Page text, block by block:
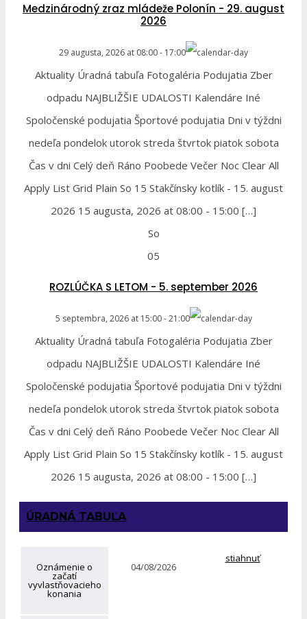
Medzinárodný zraz mládeže Polonín - 29. august
2026
29 augusta, 2026 at 08:00- 17:00
Aktuality Úradná tabuľa Fotogaléria Podujatia Zber
odpadu NAJBLIŽŠIE UDALOSTI Kalendáre Iné
Spoločenské podujatia Športové podujatia Dni v týždni
nedeľa pondelok utorok streda štvrtok piatok sobota
Čas v dni Celý deň Ráno Poobede Večer Noc Clear All
Apply List Grid Plain So 15 Stakčínsky kotlík - 15. august
2026 15 augusta, 2026 at 08:00 - 15:00 […]
So
05
ROZLÚČKA S LETOM - 5. september 2026
5 septembra, 2026 at 15:00-21:00
Aktuality Úradná tabuľa Fotogaléria Podujatia Zber
odpadu NAJBLIŽŠIE UDALOSTI Kalendáre Iné
Spoločenské podujatia Športové podujatia Dni v týždni
nedeľa pondelok utorok streda štvrtok piatok sobota
Čas v dni Celý deň Ráno Poobede Večer Noc Clear All
Apply List Grid Plain So 15 Stakčínsky kotlík - 15. august
2026 15 augusta, 2026 at 08:00 - 15:00 […]
ÚRADNÁ TABUĽA
Oznámenie o
začatí
vyvlastňovacieho
konania
04/08/2026
stiahnuť